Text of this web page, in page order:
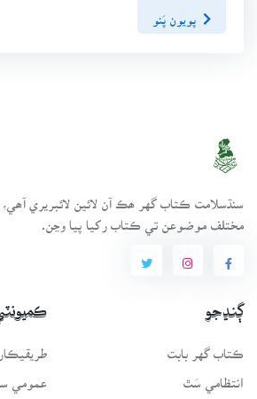
مختلف موضوعن تي ڪتاب رکيا پيا وڃن.
ڳنڍجو
ڪتاب گهر بابت
انتظامي سَٿ
طريقيڪار
عمومي